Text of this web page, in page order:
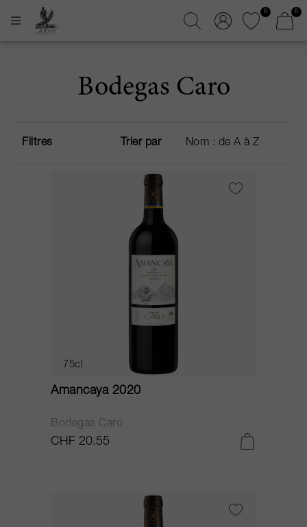
0 0
Bodegas Caro
Filtres Trier par
75cl
Amancaya 2020
Bodegas Caro
CHF 20.55